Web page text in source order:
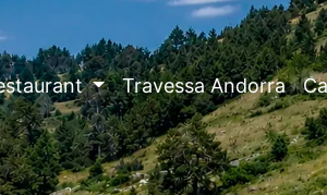
Travessa Andorra